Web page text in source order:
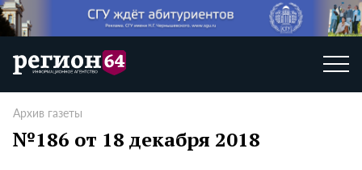
Архив газеты
№186 от 18 декабря 2018